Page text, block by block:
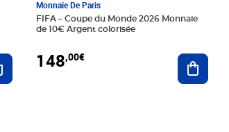
Ajouter au panier
Monnaie De Paris
FIFA – Coupe du Monde 2026 Monnaie
de 10€ Argent colorisée
148,00€